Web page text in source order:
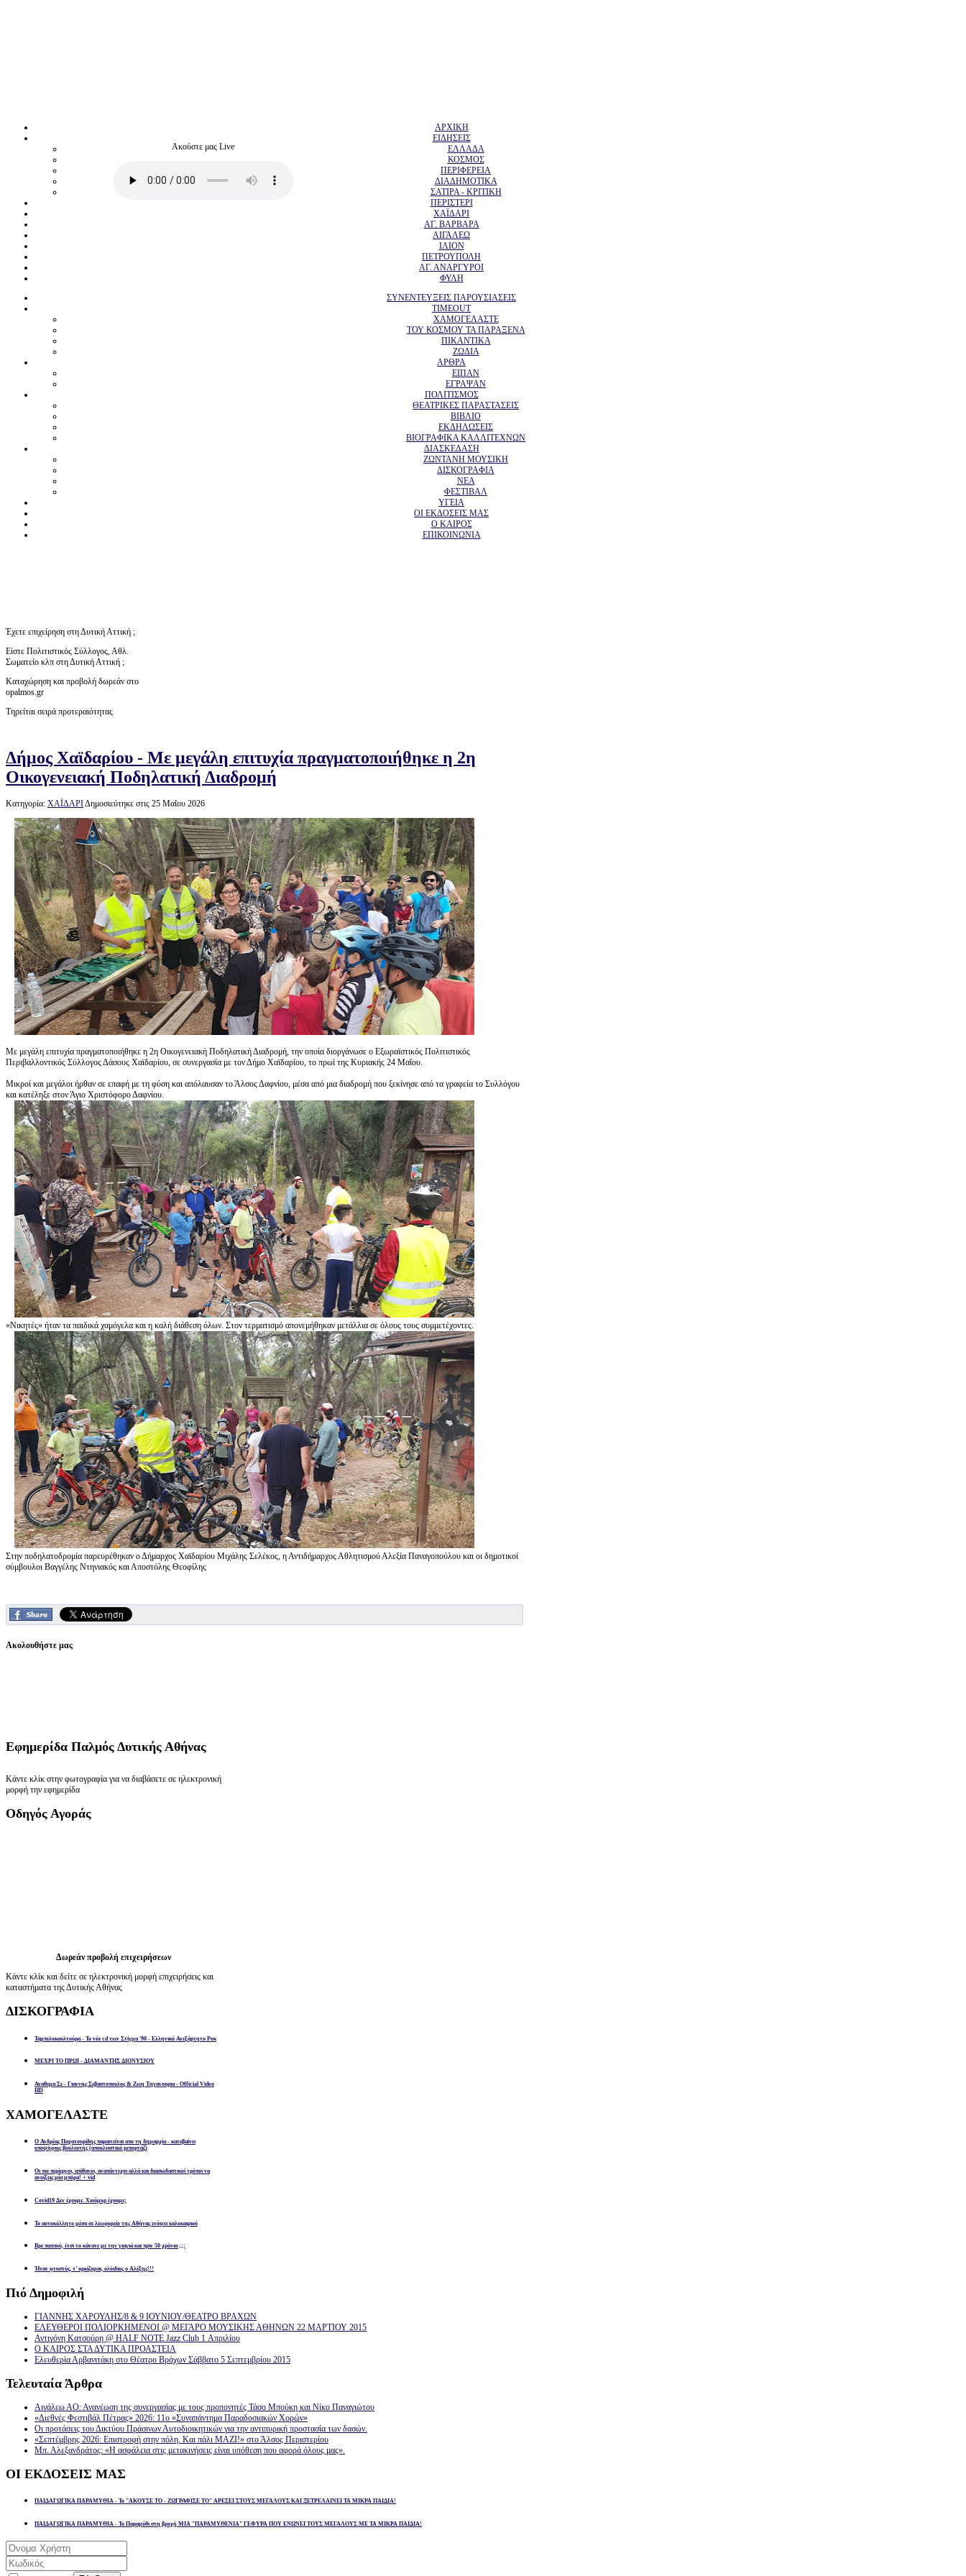
Ακούστε μας Live
ΑΡΧΙΚΗ
ΕΙΔΗΣΕΙΣ
ΕΛΛΑΔΑ
ΚΟΣΜΟΣ
ΠΕΡΙΦΕΡΕΙΑ
ΔΙΑΔΗΜΟΤΙΚΑ
ΣΑΤΙΡΑ - ΚΡΙΤΙΚΗ
ΠΕΡΙΣΤΕΡΙ
ΧΑΪΔΑΡΙ
ΑΓ. ΒΑΡΒΑΡΑ
ΑΙΓΑΛΕΩ
ΙΛΙΟΝ
ΠΕΤΡΟΥΠΟΛΗ
ΑΓ. ΑΝΑΡΓΥΡΟΙ
ΦΥΛΗ
ΣΥΝΕΝΤΕΥΞΕΙΣ ΠΑΡΟΥΣΙΑΣΕΙΣ
TIMEOUT
ΧΑΜΟΓΕΛΑΣΤΕ
ΤΟΥ ΚΟΣΜΟΥ ΤΑ ΠΑΡΑΞΕΝΑ
ΠΙΚΑΝΤΙΚΑ
ΖΩΔΙΑ
ΑΡΘΡΑ
ΕΙΠΑΝ
ΕΓΡΑΨΑΝ
ΠΟΛΙΤΙΣΜΟΣ
ΘΕΑΤΡΙΚΕΣ ΠΑΡΑΣΤΑΣΕΙΣ
ΒΙΒΛΙΟ
ΕΚΔΗΛΩΣΕΙΣ
ΒΙΟΓΡΑΦΙΚΑ ΚΑΛΛΙΤΕΧΝΩΝ
ΔΙΑΣΚΕΔΑΣΗ
ΖΩΝΤΑΝΗ ΜΟΥΣΙΚΗ
ΔΙΣΚΟΓΡΑΦΙΑ
ΝΕΑ
ΦΕΣΤΙΒΑΛ
ΥΓΕΙΑ
ΟΙ ΕΚΔΟΣΕΙΣ ΜΑΣ
Ο ΚΑΙΡΟΣ
ΕΠΙΚΟΙΝΩΝΙΑ
Έχετε επιχείρηση στη Δυτική Αττική ;
Είστε Πολιτιστικός Σύλλογος, Αθλ.
Σωματείο κλπ στη Δυτική Αττική ;
Καταχώρηση και προβολή δωρεάν στο
opalmos.gr
Τηρείται σειρά προτεραιότητας
Δήμος Χαϊδαρίου - Με μεγάλη επιτυχία πραγματοποιήθηκε η 2η
Οικογενειακή Ποδηλατική Διαδρομή
Κατηγορία: ΧΑΪΔΑΡΙΔημοσιεύτηκε στις 25 Μαΐου 2026
Με μεγάλη επιτυχία πραγματοποιήθηκε η 2η Οικογενειακή Ποδηλατική Διαδρομή, την οποία διοργάνωσε ο Εξωραϊστικός Πολιτιστικός
Περιβαλλοντικός Σύλλογος Δάσους Χαϊδαρίου, σε συνεργασία με τον Δήμο Χαϊδαρίου, το πρωί της Κυριακής 24 Μαΐου.
Μικροί και μεγάλοι ήρθαν σε επαφή με τη φύση και απόλαυσαν το Άλσος Δαφνίου, μέσα από μια διαδρομή που ξεκίνησε από τα γραφεία το Συλλόγου
και κατέληξε στον Άγιο Χριστόφορο Δαφνίου.
«Νικητές» ήταν τα παιδικά χαμόγελα και η καλή διάθεση όλων. Στον τερματισμό απονεμήθηκαν μετάλλια σε όλους τους συμμετέχοντες.
Στην ποδηλατοδρομία παρευρέθηκαν ο Δήμαρχος Χαϊδαρίου Μιχάλης Σελέκος, η Αντιδήμαρχος Αθλητισμού Αλεξία Παναγοπούλου και οι δημοτικοί
σύμβουλοι Βαγγέλης Ντηνιακός και Αποστόλης Θεοφίλης
Ακολουθήστε μας
Εφημερίδα Παλμός Δυτικής Αθήνας
Κάντε κλίκ στην φωτογραφία για να διαβάσετε σε ηλεκτρονική
μορφή την εφημερίδα
Οδηγός Αγοράς
Δωρεάν προβολή επιχειρήσεων
Κάντε κλίκ και δείτε σε ηλεκτρονική μορφή επιχειρήσεις και
καταστήματα της Δυτικής Αθήνας
ΔΙΣΚΟΓΡΑΦΙΑ
Ταμπελοκουλτούρα - Το νέο cd των Στίγμα '90 - Ελληνικό Ανεξάρτητο Ροκ
ΜΕΧΡΙ ΤΟ ΠΡΩΙ - ΔΙΑΜΑΝΤΗΣ ΔΙΟΝΥΣΙΟΥ
Αναθεμα Σε - Γιαννης Σεβαστοπουλος & Ζωη Τηγανουρια - Official Video
HD
ΧΑΜΟΓΕΛΑΣΤΕ
Ο Ανδρέας Παχατουρίδης παραιτείται απο τη δημαρχία - κατεβαίνει
υποψήφιος βουλευτής (αποκλειστικό ρεπορτάζ)
Οι πιο περίεργοι, απίθανοι, αναπάντεχοι αλλά και διασκεδαστικοί τρόποι να
ανοίξεις μία μπύρα! + vid
Covid19 Δεν έχουμε. Χιούμορ έχουμε;
Το αυτοκόλλητο μέσα σε λεωφορείο της Αθήνας ενόψει καλοκαιριού
Βρε παππού, έτσι το κάνατε με την γιαγιά και πριν 50 χρόνια ;;;
Ήταν φτυστός, τ’ ορκίζομαι, ολόιδιος ο Αλέξης!!!
Πιό Δημοφιλή
ΓΙΑΝΝΗΣ ΧΑΡΟΥΛΗΣ/8 & 9 ΙΟΥΝΙΟΥ/ΘΕΑΤΡΟ ΒΡΑΧΩΝ
ΕΛΕΥΘΕΡΟΙ ΠΟΛΙΟΡΚΗΜΕΝΟΙ @ ΜΕΓΑΡΟ ΜΟΥΣΙΚΗΣ ΑΘΗΝΩΝ 22 ΜΑΡΤΙΟΥ 2015
Αντιγόνη Κατσούρη @ HALF NOTE Jazz Club 1 Απριλίου
Ο ΚΑΙΡΟΣ ΣΤΑ ΔΥΤΙΚΑ ΠΡΟΑΣΤΕΙΑ
Ελευθερία Αρβανιτάκη στο Θέατρο Βράχων Σάββατο 5 Σεπτεμβρίου 2015
Τελευταία Άρθρα
Αιγάλεω ΑΟ: Ανανέωση της συνεργασίας με τους προπονητές Τάσο Μπούκη και Νίκο Παναγιώτου
«Διεθνές Φεστιβάλ Πέτρας» 2026: 11ο «Συναπάντημα Παραδοσιακών Χορών»
Οι προτάσεις του Δικτύου Πράσινων Αυτοδιοικητικών για την αντιπυρική προστασία των δασών.
«Σεπτέμβρης 2026: Επιστροφή στην πόλη. Και πάλι ΜΑΖΙ!» στο Άλσος Περιστερίου
Μπ. Αλεξανδράτος: «Η ασφάλεια στις μετακινήσεις είναι υπόθεση που αφορά όλους μας».
ΟΙ ΕΚΔΟΣΕΙΣ ΜΑΣ
ΠΑΙΔΑΓΩΓΙΚΑ ΠΑΡΑΜΥΘΙΑ - Το "ΑΚΟΥΣΕ ΤΟ - ΖΩΓΡΑΦΙΣΕ ΤΟ" ΑΡΕΣΕΙ ΣΤΟΥΣ ΜΕΓΑΛΟΥΣ ΚΑΙ ΞΕΤΡΕΛΑΙΝΕΙ ΤΑ ΜΙΚΡΑ ΠΑΙΔΙΑ!
ΠΑΙΔΑΓΩΓΙΚΑ ΠΑΡΑΜΥΘΙΑ - Το Παραμύθι στη βροχή ΜΙΑ "ΠΑΡΑΜΥΘΕΝΙΑ" ΓΕΦΥΡΑ ΠΟΥ ΕΝΩΝΕΙ ΤΟΥΣ ΜΕΓΑΛΟΥΣ ΜΕ ΤΑ ΜΙΚΡΑ ΠΑΙΔΙΑ!